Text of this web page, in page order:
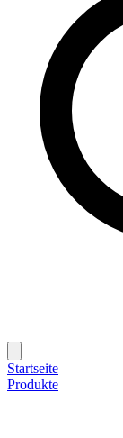
Startseite
Produkte